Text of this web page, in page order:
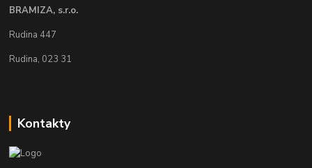
BRAMIZA, s.r.o.
Rudina 447
Rudina, 023 31
Kontakty